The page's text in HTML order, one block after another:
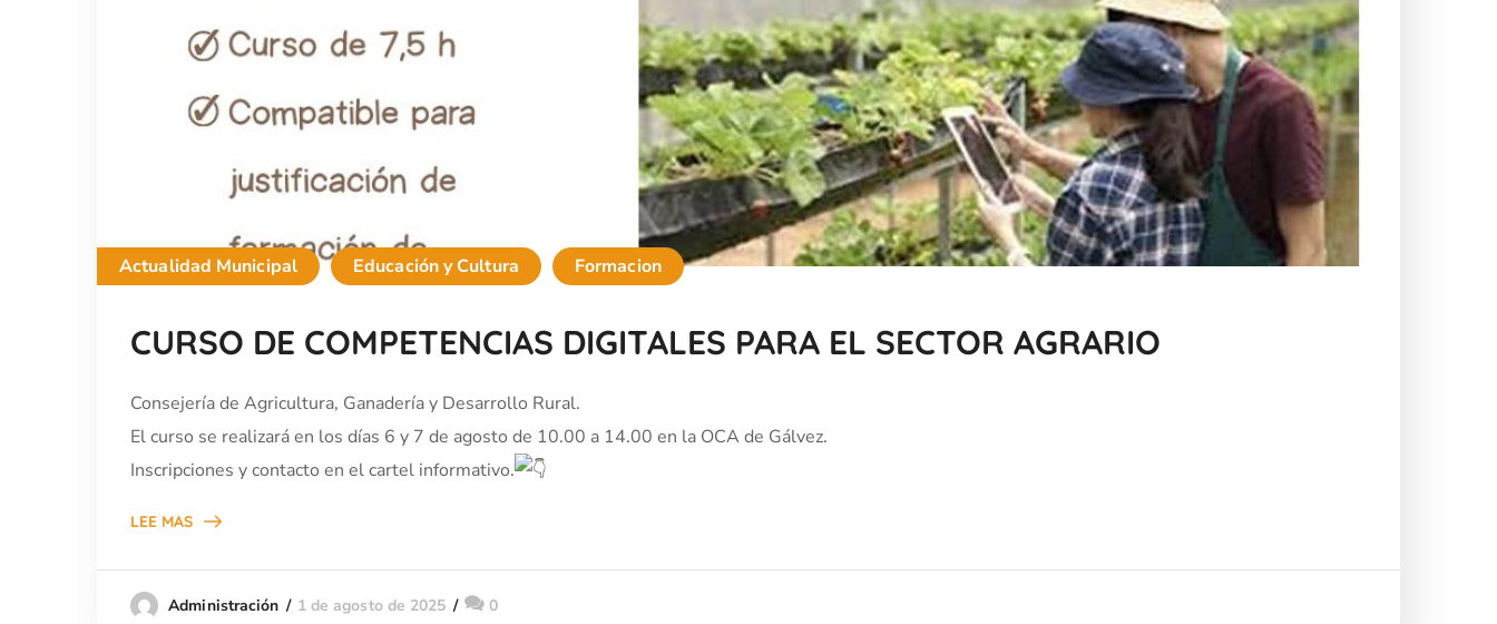
Actualidad Municipal Educación y Cultura Formacion
CURSO DE COMPETENCIAS DIGITALES PARA EL SECTOR AGRARIO
Consejería de Agricultura, Ganadería y Desarrollo Rural.
El curso se realizará en los días 6 y 7 de agosto de 10.00 a 14.00 en la OCA de Gálvez.
Inscripciones y contacto en el cartel informativo.
LEE MAS
Administración 1 de agosto de 2025 0